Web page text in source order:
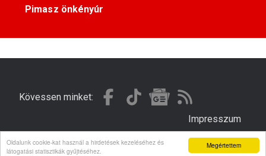
Megértettem
Oldalunk cookie-kat használ a hirdetések kezeléséhez és
látogatási statisztikák gyűjtéséhez.
Pimasz önkényúr
Kövessen minket:
Impresszum
© Gondola 2026 - Minden jog fenntartva